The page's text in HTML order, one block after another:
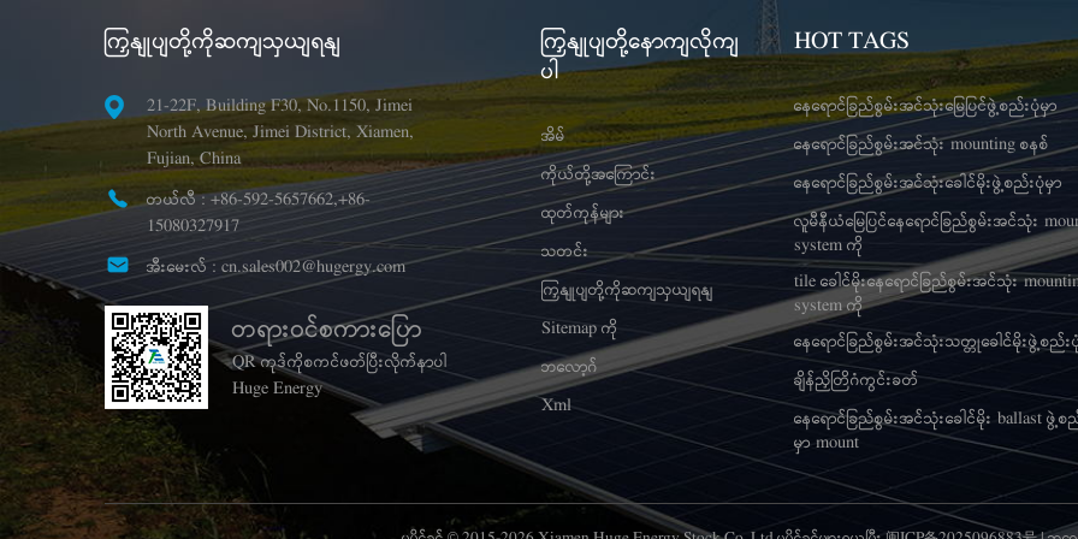
ကြှနျုပျတို့ကိုဆကျသှယျရနျ
21-22F, Building F30, No.1150, Jimei
North Avenue, Jimei District, Xiamen,
Fujian, China
တယ်လီ :+86-592-5657662,+86-
15080327917
အီးမေးလ် : cn.sales002@hugergy.com
တရားဝင်စကားပြော
QR ကုဒ်ကိုစကင်ဖတ်ပြီးလိုက်နာပါ
Huge Energy
ကြှနျုပျတို့နောကျလိုကျ
ပါ
အိမ်
ကိုယ်တို့အကြောင်း
ထုတ်ကုန်များ
သတင်း
ကြှနျုပျတို့ကိုဆကျသှယျရနျ
Sitemap ကို
ဘလော့ဂ်
Xml
HOT TAGS
နေရောင်ခြည်စွမ်းအင်သုံးမြေပြင်ဖွဲ့စည်းပုံမှာ
နေရောင်ခြည်စွမ်းအင်သုံး mounting စနစ်
နေရောင်ခြည်စွမ်းအင်သုံးခေါင်မိုးဖွဲ့စည်းပုံမှာ
လူမီနီယံမြေပြင်နေရောင်ခြည်စွမ်းအင်သုံး
system ကို
tile ခေါင်မိုးနေရောင်ခြည်စွမ်းအင်သုံး
system ကို
နေရောင်ခြည်စွမ်းအင်သုံးသတ္တုခေါင်မိုးဖွဲ့စည်း
ချိန်ညှိတြိဂံကွင်းခတ်
နေရောင်ခြည်စွမ်းအင်သုံးခေါင်မိုး ballast ဖွဲ့စ
မှာ mount